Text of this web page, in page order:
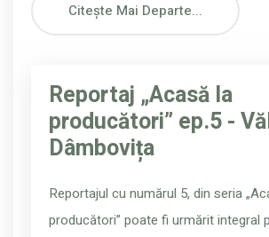
Citește Mai Departe...
Reportaj „Acasă la
producători” ep.5 -
Dâmbovița
Reportajul cu numărul 5, din seria
producători” poate fi urmărit integral